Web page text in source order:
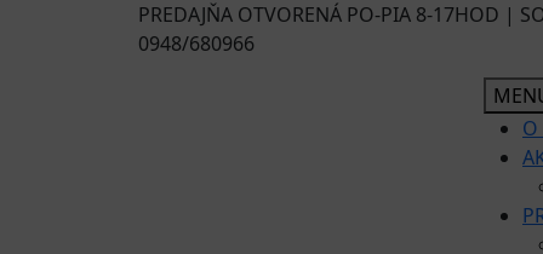
PREDAJŇA OTVORENÁ PO-PIA 8-17HOD |
0948/680966
O